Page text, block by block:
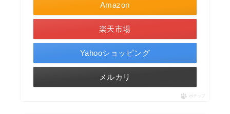
Amazon
楽天市場
Yahooショッピング
メルカリ
ポチップ